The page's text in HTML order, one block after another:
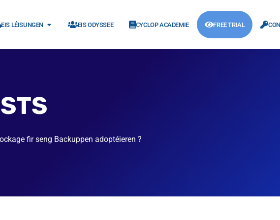
EIS LÉISUNGEN EIS ODYSSEE CYCLOP ACADEMIE FREE TRIAL
fir seng Backuppen adoptéieren ?